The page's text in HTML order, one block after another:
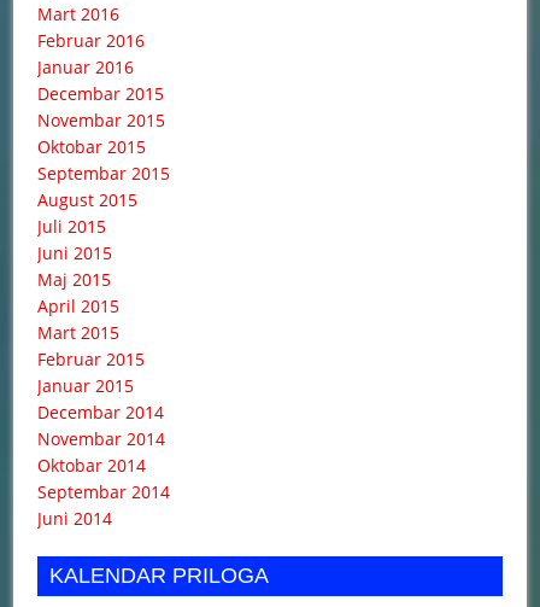
Mart 2016
Februar 2016
Januar 2016
Decembar 2015
Novembar 2015
Oktobar 2015
Septembar 2015
August 2015
Juli 2015
Juni 2015
Maj 2015
April 2015
Mart 2015
Februar 2015
Januar 2015
Decembar 2014
Novembar 2014
Oktobar 2014
Septembar 2014
Juni 2014
KALENDAR PRILOGA